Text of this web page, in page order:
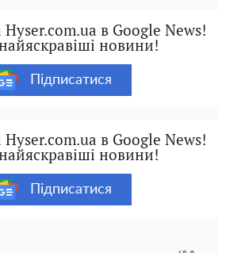
в Google News!
новини!
Підписатися
в Google News!
новини!
Підписатися